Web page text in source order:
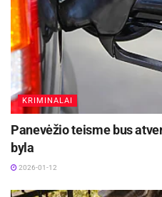
interesais.
KRIMINALAI
Panevėžio teisme bus
byla
2026-01-12